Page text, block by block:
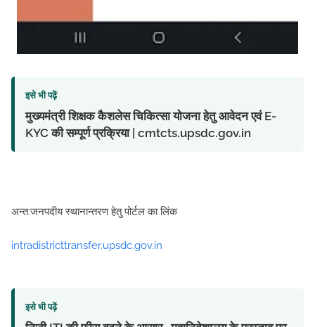
इसे भी पढ़ें
मुख्यमंत्री शिक्षक कैशलेस चिकित्सा योजना हेतु आवेदन एवं E-
KYC की सम्पूर्ण प्रक्रिया | cmtcts.upsdc.gov.in
अन्त:जनपदीय स्थानान्तरण हेतु पोर्टल का लिंक
intradistricttransfer.upsdc.gov.in
इसे भी पढ़ें